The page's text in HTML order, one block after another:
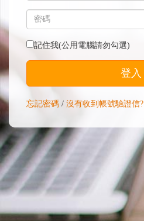
記住我(公用電腦請勿勾選)
忘記密碼 / 沒有收到帳號驗證信?